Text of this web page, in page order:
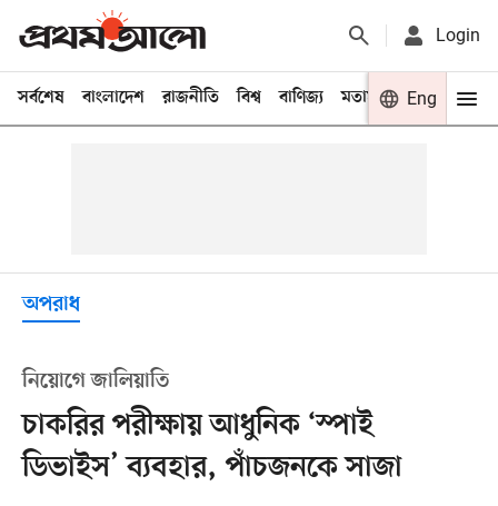
Login
সর্বশেষ বাংলাদেশ রাজনীতি বিশ্ব বাণিজ্য মতামত খেলা
Eng
অপরাধ
নিয়োগে জালিয়াতি
চাকরির পরীক্ষায় আধুনিক ‘স্পাই
ডিভাইস’ ব্যবহার, পাঁচজনকে সাজা